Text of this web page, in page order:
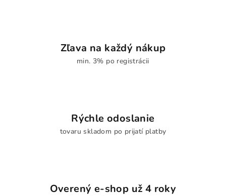
Zľava na každý nákup
min. 3% po registrácii
Rýchle odoslanie
tovaru skladom po prijatí platby
Overený e-shop už 4 roky